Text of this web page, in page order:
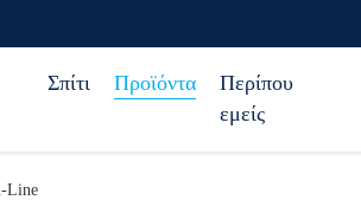
Σπίτι Προϊόντα
Περίπου
εμείς
Line